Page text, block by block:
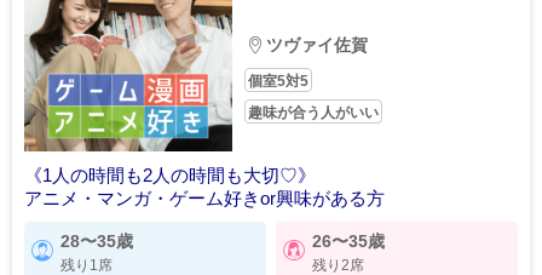
ツヴァイ佐賀
個室5対5
趣味が合う人がいい
《1人の時間も2人の時間も大切♡》
アニメ・マンガ・ゲーム好きor興味がある方
28〜35歳
残り1席
26〜35歳
残り2席